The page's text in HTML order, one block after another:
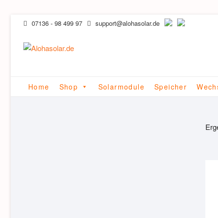
Skip
content
07136 - 98 499 97 support@alohasolar.de
Home Shop Solarmodule Speicher